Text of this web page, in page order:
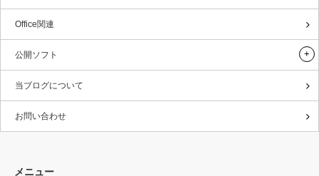
Office関連
公開ソフト
当ブログについて
お問い合わせ
メニュー